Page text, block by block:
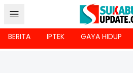
BERITA IPTEK GAYA HIDUP